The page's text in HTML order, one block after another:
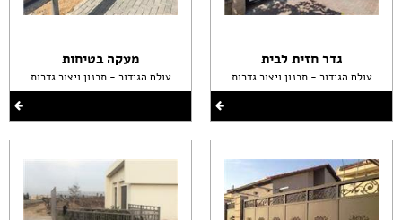
גדר חזית לבית
עולם הגידור - תכנון ויצור גדרות
מעקה בטיחות
עולם הגידור - תכנון ויצור גדרות